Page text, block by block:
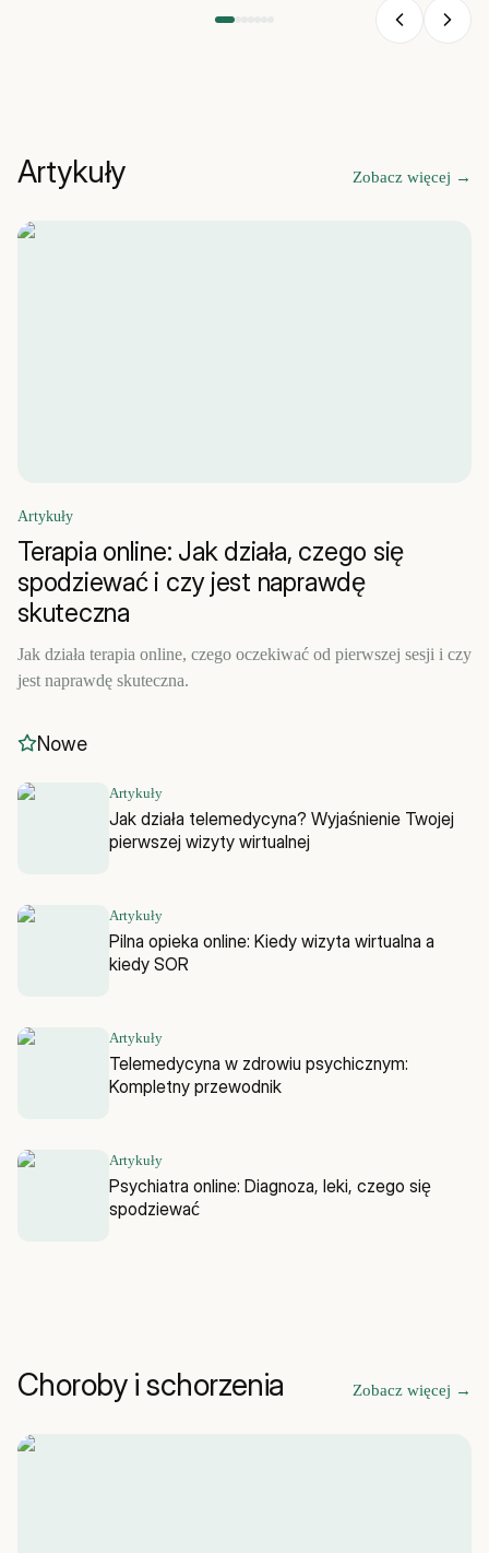
Artykuły Zobacz więcej →
Artykuły
Terapia online: Jak działa, czego się
spodziewać i czy jest naprawdę
skuteczna
Jak działa terapia online, czego oczekiwać od pierwszej sesji i czy
jest naprawdę skuteczna.
Nowe
Artykuły
Jak działa telemedycyna? Wyjaśnienie Twojej
pierwszej wizyty wirtualnej
Artykuły
Pilna opieka online: Kiedy wizyta wirtualna a
kiedy SOR
Artykuły
Telemedycyna w zdrowiu psychicznym:
Kompletny przewodnik
Artykuły
Psychiatra online: Diagnoza, leki, czego się
spodziewać
Choroby i schorzenia Zobacz więcej →